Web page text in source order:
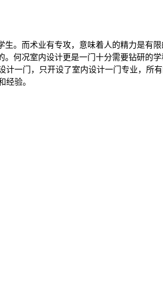
。而术业有专攻，意味着人的精力是有
何况室内设计更是一门十分需要钻研的
一门，只开设了室内设计一门专业，所
经验。